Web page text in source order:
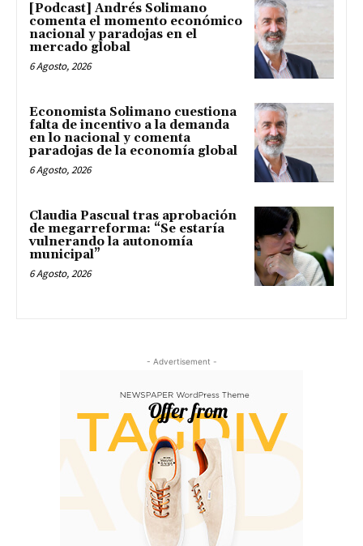
[Podcast] Andrés Solimano
comenta el momento económico
nacional y paradojas en el
mercado global
6 Agosto, 2026
Economista Solimano cuestiona
falta de incentivo a la demanda
en lo nacional y comenta
paradojas de la economía global
6 Agosto, 2026
Claudia Pascual tras aprobación
de megarreforma: “Se estaría
vulnerando la autonomía
municipal”
6 Agosto, 2026
- Advertisement -